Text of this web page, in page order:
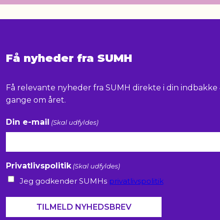
Få nyheder fra SUMH
Få relevante nyheder fra SUMH direkte i din indbakke
gange om året.
Din e-mail (Skal udfyldes)
Privatlivspolitik (Skal udfyldes)
Jeg godkender SUMHs privatlivspolitik